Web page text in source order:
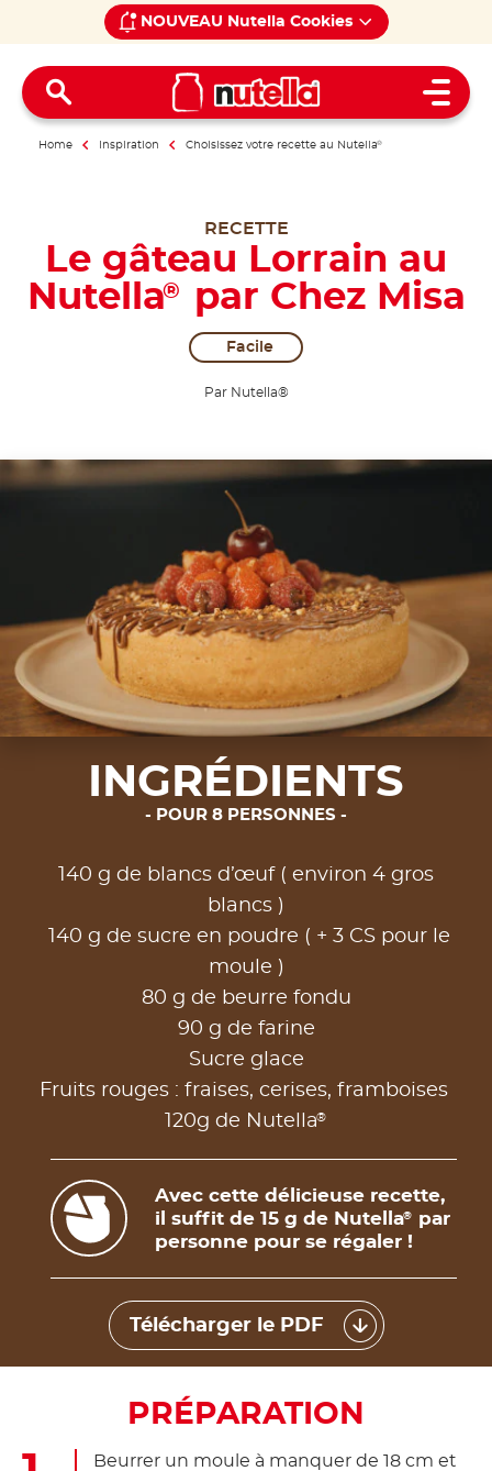
NOUVEAU Nutella Cookies
Open
Home Inspiration Choisissez votre recette au Nutella®
RECETTE
Le gâteau Lorrain au
Nutella® par Chez Misa
Facile
Par Nutella®
INGRÉDIENTS
POUR 8 PERSONNES
140 g de blancs d’œuf ( environ 4 gros
blancs )
140 g de sucre en poudre ( + 3 CS pour le
moule )
80 g de beurre fondu
90 g de farine
Sucre glace
Fruits rouges : fraises, cerises, framboises
120g de Nutella®
Avec cette délicieuse recette,
il suffit de 15 g de Nutella®
par
personne pour se régaler !
Télécharger le PDF
PRÉPARATION
Beurrer un moule à manquer de 18 cm et